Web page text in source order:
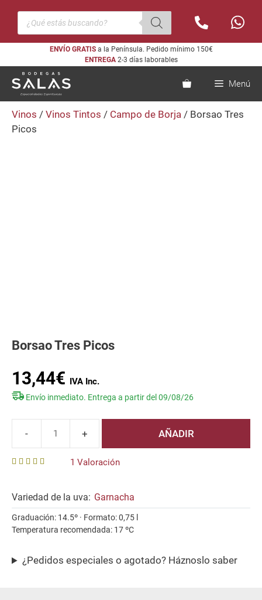
contenido
Búsqueda
de
productos
ENVÍO GRATIS a la Península. Pedido mínimo 150€
ENTREGA 2-3 días laborables
Menú
Vinos / Vinos Tintos / Campo de Borja / Borsao Tres
Picos
Borsao Tres Picos
1 Valoración
13,44€
Envío inmediato. Entrega a partir del 09/08/26
Picos
AÑADIR
Variedad de la uva: Garnacha
Graduación: 14.5º · Formato: 0,75 l
Temperatura recomendada: 17 ºC
¿Pedidos especiales o agotado? Háznoslo saber